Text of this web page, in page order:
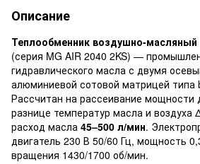
Описание
Теплообменник воздушно-масляный
(серия MG AIR 2040 2KS) —
гидравлического масла с двумя
алюминиевой сотовой матрицей типа
Рассчитан на рассеивание мощности
разнице температур масла и воздуха
расход масла 45–500 л/мин.
двигатель 230 В 50/60 Гц, мощность
вращения 1430/1700 об/мин.